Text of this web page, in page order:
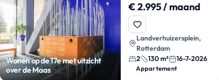
Wonen op de 17e met uitzicht
over de Maas
€ 2.995 / maand
Landverhuizersplein,
Rotterdam
2
130 m² 16-7-2026
Appartement